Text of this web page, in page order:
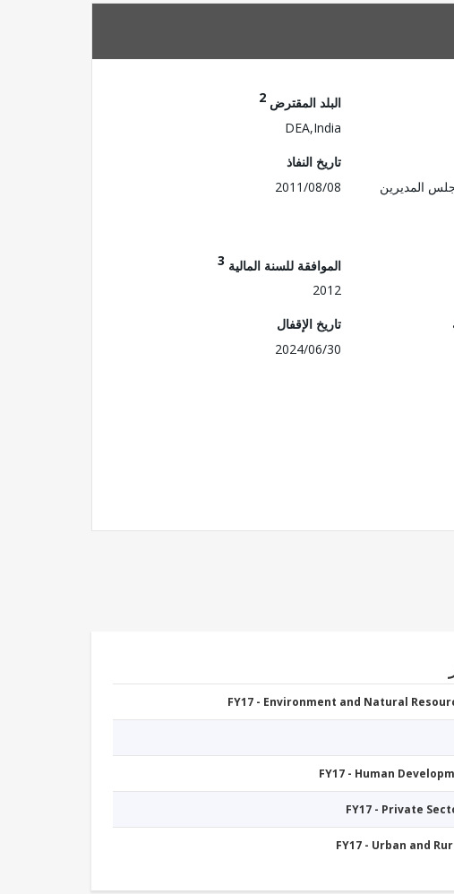
البلد المقترض 2
DEA,India
المديرين
تاريخ النفاذ
2011/08/08
الموافقة للسنة المالية 3
2012
تاريخ الإقفال
2024/06/30
FY17 - Environment and Natural
FY17 - Human
FY17 - Private
FY17 - Urban and